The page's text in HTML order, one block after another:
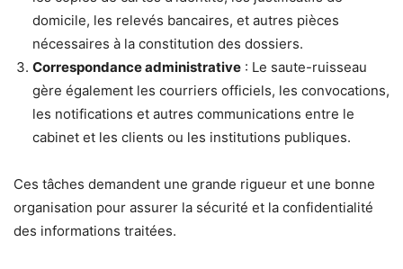
domicile, les relevés bancaires, et autres pièces
nécessaires à la constitution des dossiers.
Correspondance administrative : Le saute-ruisseau
gère également les courriers officiels, les convocations,
les notifications et autres communications entre le
cabinet et les clients ou les institutions publiques.
Ces tâches demandent une grande rigueur et une bonne
organisation pour assurer la sécurité et la confidentialité
des informations traitées.